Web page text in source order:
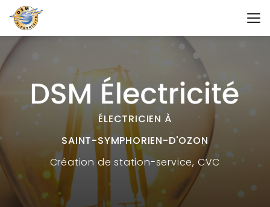
Aller
au
contenu
principal
ÉLECTRICIEN À
SAINT-SYMPHORIEN-D'OZON
Créationde station-service, CVC